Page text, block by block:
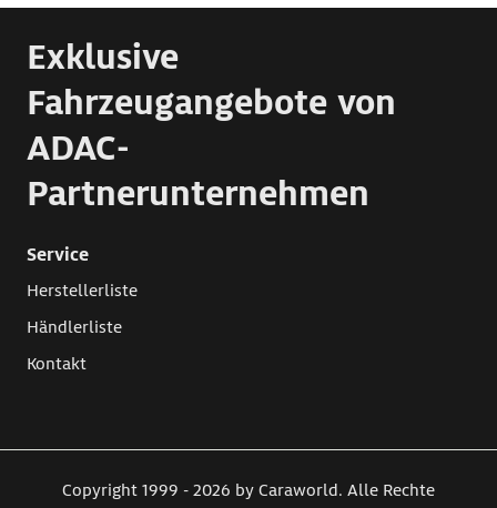
Exklusive
Fahrzeugangebote von
ADAC-
Partnerunternehmen
Service
Herstellerliste
Händlerliste
Kontakt
Copyright 1999 - 2026 by Caraworld. Alle Rechte